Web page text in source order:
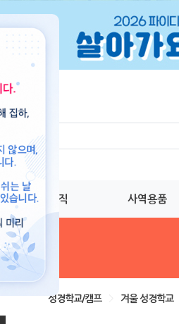
뮤직 사역용품
성경학교/캠프 겨울 성경학교